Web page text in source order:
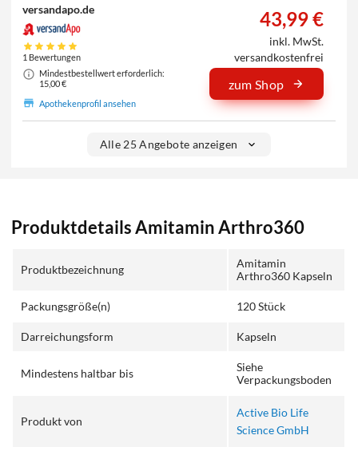
versandapo.de
1 Bewertungen
Mindestbestellwert erforderlich:
15,00 €
Apothekenprofil ansehen
43,99 €
inkl. MwSt.
versandkostenfrei
zum Shop
Alle 25 Angebote anzeigen
Produktdetails Amitamin Arthro360
Produktbezeichnung
Amitamin
Arthro360 Kapseln
Packungsgröße(n) 120 Stück
Darreichungsform Kapseln
Mindestens haltbar bis
Siehe
Verpackungsboden
Produkt von
Active Bio Life
Science GmbH